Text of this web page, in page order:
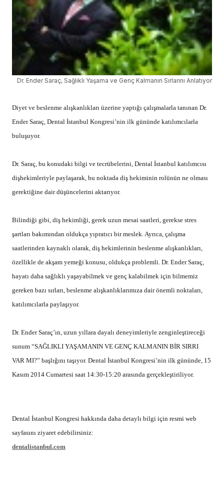
Dr. Ender Saraç, Sağlıklı Yaşama ve Genç Kalmanın Sırlarını Anlatıyor
Diyet ve beslenme alışkanlıkları üzerine yaptığı çalışmalarla tanınan Dr.
Ender Saraç, Dental İstanbul Kongresi’nin ilk gününde katılımcılarla
buluşuyor.
Dr. Saraç, bu konudaki bilgi ve tecrübelerini, Dental İstanbul katılımcısı
dişhekimleriyle paylaşarak, bu noktada diş hekiminin rolünün ne olması
gerektiğine dair düşüncelerini aktarıyor.
Bilindiği gibi, diş hekimliği, gerek uzun mesai saatleri, gerekse stres
şartları bakımından oldukça yıpratıcı bir meslek. Ayrıca, çalışma
saatlerinden kaynaklı olarak, diş hekimlerinin beslenme alışkanlıkları,
özellikle de akşam yemeği konusu, oldukça problemli. Dr. Ender Saraç,
hayatı daha sağlıklı yaşayabilmek ve genç kalabilmek için bilmemiz
gereken bazı sırları, beslenme alışkanlıklarımıza dair önemli noktaları,
katılımcılarla paylaşıyor.
Dr. Ender Saraç’ın, uzun yıllara dayalı deneyimleriyle zenginleştireceği
sunum “SAĞLIKLI YAŞAMANIN VE GENÇ KALMANIN BİR SIRRI
VAR MI?” başlığını taşıyor. Dental İstanbul Kongresi’nin ilk gününde, 15
Kasım 2014 Cumartesi saat 14:30-15:20 arasında gerçekleştiriliyor.
Dental İstanbul Kongresi hakkında daha detaylı bilgi için resmi web
sayfasını ziyaret edebilirsiniz:
dentalistanbul.com